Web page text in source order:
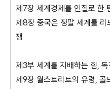
제7장 세계경제를 인질로 한
제8장 중국은 정말 세계를 리
쟁
제3부 세계를 지배하는 힘,
제9장 월스트리트의 유령, 골